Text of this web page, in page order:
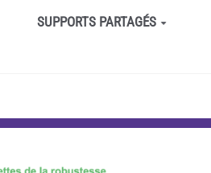
SUPPORTS PARTAGÉS